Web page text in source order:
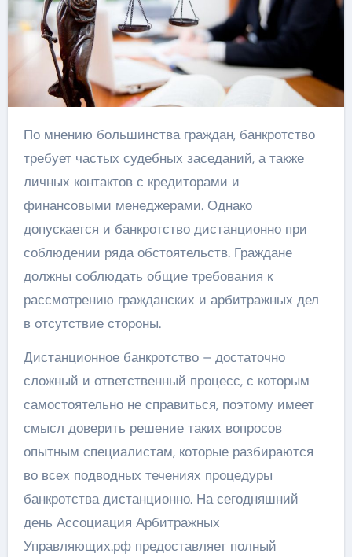
По мнению большинства граждан, банкротство
требует частых судебных заседаний, а также
личных контактов с кредиторами и
финансовыми менеджерами. Однако
допускается и банкротство дистанционно при
соблюдении ряда обстоятельств. Граждане
должны соблюдать общие требования к
рассмотрению гражданских и арбитражных дел
в отсутствие стороны.
Дистанционное банкротство – достаточно
сложный и ответственный процесс, с которым
самостоятельно не справиться, поэтому имеет
смысл доверить решение таких вопросов
опытным специалистам, которые разбираются
во всех подводных течениях процедуры
банкротства дистанционно. На сегодняшний
день Ассоциация Арбитражных
Управляющих.рф предоставляет полный